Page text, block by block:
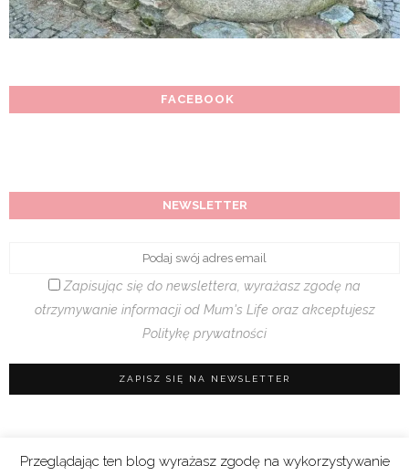
FACEBOOK
NEWSLETTER
Zapisując się do newslettera, wyrażasz zgodę na
otrzymywanie informacji od Mum's Life oraz akceptujesz
Politykę prywatności
Regulamin sklepu |Polityka prywatności (RODO)
Przeglądając ten blog wyrażasz zgodę na wykorzystywanie